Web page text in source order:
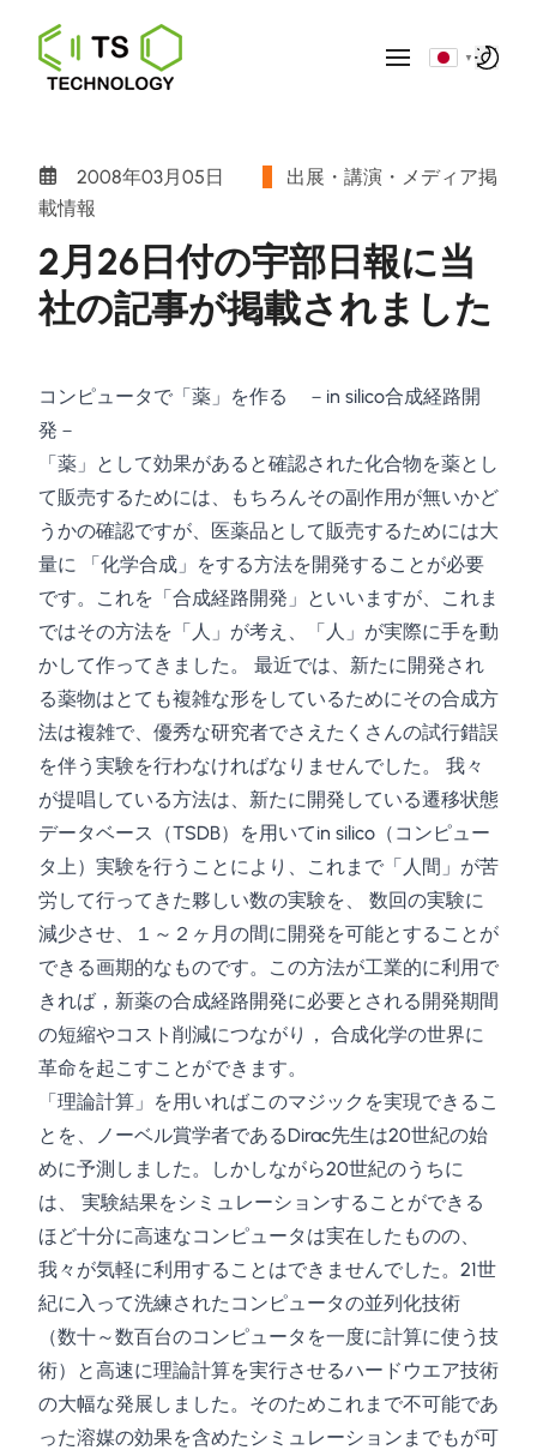
▼
2008年03月05日
出展・講演・メディア掲
載情報
2月26日付の宇部日報に当
社の記事が掲載されました
コンピュータで「薬」を作る －in silico合成経路開
発－
「薬」として効果があると確認された化合物を薬とし
て販売するためには、もちろんその副作用が無いかど
うかの確認ですが、医薬品として販売するためには大
量に 「化学合成」をする方法を開発することが必要
です。これを「合成経路開発」といいますが、これま
ではその方法を「人」が考え、「人」が実際に手を動
かして作ってきました。 最近では、新たに開発され
る薬物はとても複雑な形をしているためにその合成方
法は複雑で、優秀な研究者でさえたくさんの試行錯誤
を伴う実験を行わなければなりませんでした。 我々
が提唱している方法は、新たに開発している遷移状態
データベース（TSDB）を用いてin silico（コンピュー
タ上）実験を行うことにより、これまで「人間」が苦
労して行ってきた夥しい数の実験を、 数回の実験に
減少させ、１～２ヶ月の間に開発を可能とすることが
できる画期的なものです。この方法が工業的に利用で
きれば，新薬の合成経路開発に必要とされる開発期間
の短縮やコスト削減につながり， 合成化学の世界に
革命を起こすことができます。
「理論計算」を用いればこのマジックを実現できるこ
とを、ノーベル賞学者であるDirac先生は20世紀の始
めに予測しました。しかしながら20世紀のうちに
は、 実験結果をシミュレーションすることができる
ほど十分に高速なコンピュータは実在したものの、
我々が気軽に利用することはできませんでした。21世
紀に入って洗練されたコンピュータの並列化技術
（数十～数百台のコンピュータを一度に計算に使う技
術）と高速に理論計算を実行させるハードウエア技術
の大幅な発展しました。そのためこれまで不可能であ
った溶媒の効果を含めたシミュレーションまでもが可